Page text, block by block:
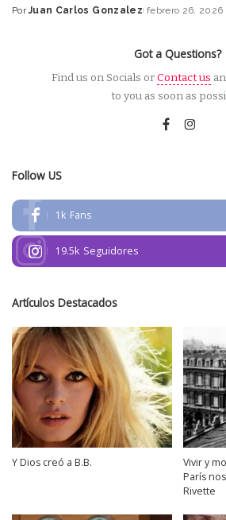
Posted
Por Juan Carlos Gonzalez febrero 26, 2026
Got a Questions?
Find us on Socials orContact us
to you as soon as
Follow US
1k Fans
19.5k Seguidores
Artículos Destacados
Y Dios creó a B.B.
Vivir y
París
Rivette